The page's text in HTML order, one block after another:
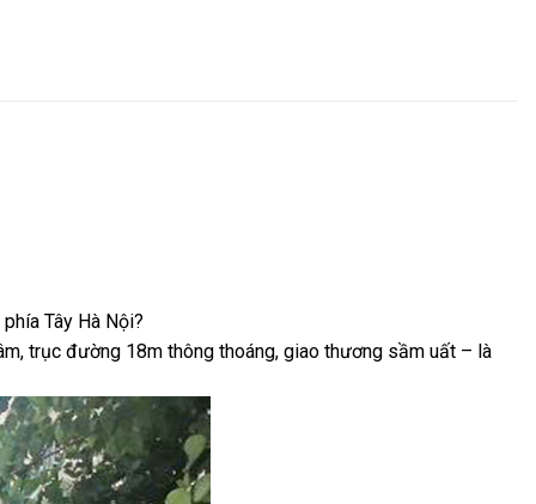
Tây Hà Nội?
trục đường 18m thông thoáng, giao thương sầm uất – là